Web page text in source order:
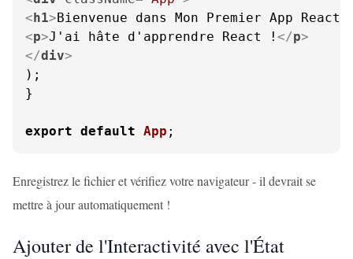
<h1>Bienvenue dans Mon Premier App React
<p>J'ai hâte d'apprendre React ! </p>
</div>
);
}
export default App ;
Enregistrez le fichier et vérifiez votre navigateur - il devrait se
mettre à jour automatiquement !
Ajouter de l'Interactivité avec l'État